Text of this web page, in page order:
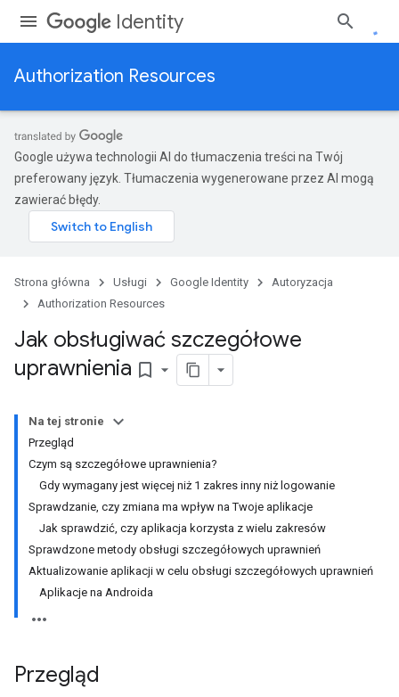
Identity
Authorization Resources
Google używa technologii AI do tłumaczenia treści na Twój
preferowany język. Tłumaczenia wygenerowane przez AI mogą
zawierać błędy.
Strona główna Usługi Google Identity
Autoryzacja
Authorization Resources
Jak obsługiwać szczegółowe
uprawnienia bookmark_border
Na tej stronie
Przegląd
Czym są szczegółowe uprawnienia?
Gdy wymagany jest więcej niż 1 zakres inny niż logowanie
Sprawdzanie, czy zmiana ma wpływ na Twoje aplikacje
Jak sprawdzić, czy aplikacja korzysta z wielu zakresów
Sprawdzone metody obsługi szczegółowych uprawnień
Aktualizowanie aplikacji w celu obsługi szczegółowych uprawnień
Aplikacje na Androida
Przegląd